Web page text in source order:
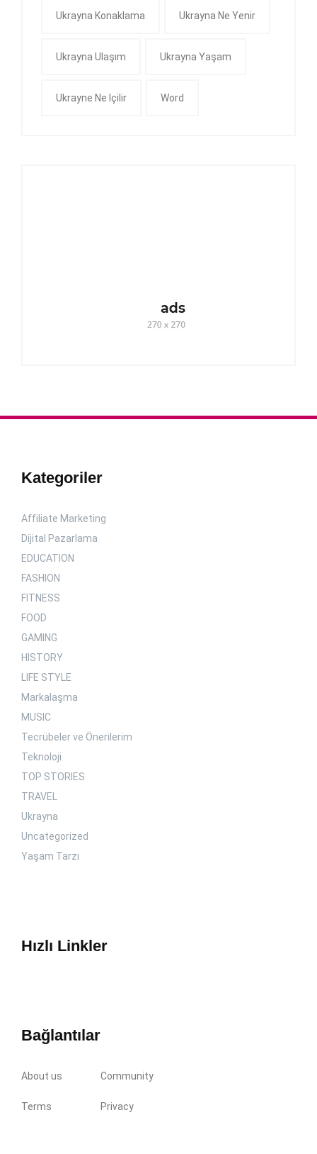
Ukrayna Konaklama Ukrayna Ne Yenir
Ukrayna Ulaşım Ukrayna Yaşam
Ukrayne Ne Içilir Word
Kategoriler
Affiliate Marketing
Dijital Pazarlama
EDUCATION
FASHION
FITNESS
FOOD
GAMING
HISTORY
LIFE STYLE
Markalaşma
MUSIC
Tecrübeler ve Önerilerim
Teknoloji
TOP STORIES
TRAVEL
Ukrayna
Uncategorized
Yaşam Tarzı
Hızlı Linkler
Bağlantılar
About us Community
Terms Privacy